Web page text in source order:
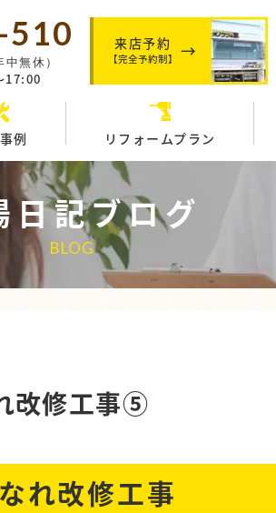
510
無休）
17:00
来店予約
【完全予約制】
例 リフォームプラン
日記ブログ
BLOG
改修工事⑤
れ改修工事